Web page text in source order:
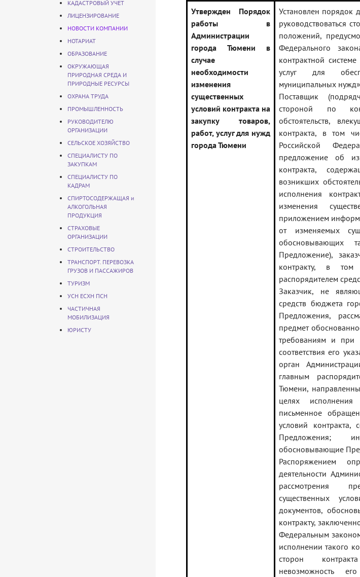
КАДАСТРОВЫЙ УЧЕТ
ЛИЦЕНЗИРОВАНИЕ
НОВОСТИ КОМПАНИИ
НОТАРИАТ
ОБРАЗОВАНИЕ
ОКРУЖАЮЩАЯ
ПРИРОДНАЯ СРЕДА И
ПРИРОДНЫЕ РЕСУРСЫ
ОХРАНА ТРУДА
ПРОМЫШЛЕННОСТЬ
РУКОВОДИТЕЛЮ
ОРГАНИЗАЦИИ
СЕЛЬСКОЕ ХОЗЯЙСТВО
СПЕЦИАЛИСТУ ПО
ЗАКУПКАМ
СПЕЦИАЛИСТУ ПО
КАДРАМ
СПИРТОСОДЕРЖАЩАЯ и
АЛКОГОЛЬНАЯ
ПРОДУКЦИЯ
СТРАХОВЫЕ
ОРГАНИЗАЦИИ
СТРОИТЕЛЬСТВО
ТРАНСПОРТ. ПЕРЕВОЗКА
ГРУЗОВ И ПАССАЖИРОВ
ТУРИЗМ
УСН ЕСХН ПСН
ЧАСТИЧНАЯ
МОБИЛИЗАЦИЯ
ЮРИСТУ
Утвержден Порядок
работы в
Администрации
города Тюмени в
случае
необходимости
изменения
существенных
условий контракта на
закупку товаров,
работ, услуг для нужд
города Тюмени
Установлен порядок
руководствоваться
положений,
Федерального
контрактной
услуг для
муниципальных
Поставщик
стороной по
обстоятельств,
контракта, в том
Российской
предложение об
контракта,
возникших
исполнения
изменения
приложением
от изменяемых
обосновывающих
Предложение),
контракту, в том
распорядителем
Заказчик, не
средств бюджета
Предложения,
предмет
требованиям и при
соответствия его
орган
главным
Тюмени,
целях исполнения
письменное
условий контракта,
Предложения;
обосновывающие
Распоряжением
деятельности
рассмотрения
существенных
документов,
контракту,
Федеральным
исполнении такого
сторон
невозможность